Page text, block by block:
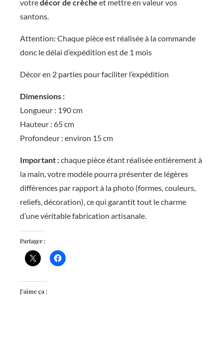
a
0
c
m
votredécor de crèche et mettre en valeur vos
santons.
Attention: Chaque pièce est réalisée à la commande
donc le délai d’expédition est de 1 mois
Décor en 2 parties pour faciliter l’expédition
Dimensions :
Longueur : 190 cm
Hauteur : 65 cm
Profondeur : environ 15 cm
Important :chaque pièce étant réalisée entièrement à
la main, votre modèle pourra présenter de légères
différences par rapport à la photo (formes, couleurs,
reliefs, décoration), ce qui garantit tout le charme
d’une véritable fabrication artisanale.
Partager :
J’aime ça :